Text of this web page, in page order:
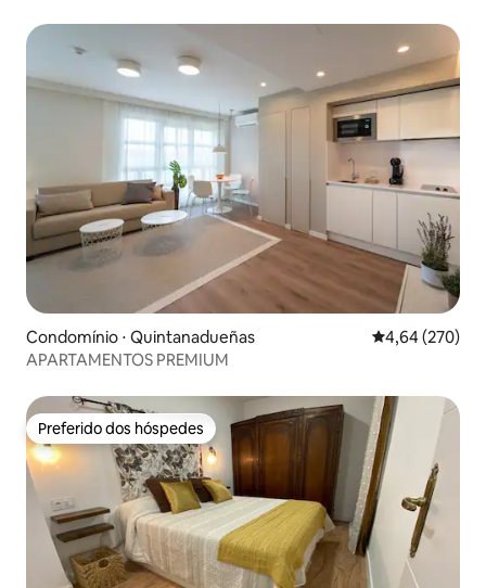
Condomínio ⋅ Quintanadueñas 4,64 de uma
4,64 (270)
APARTAMENTOS PREMIUM
Preferido dos hóspedes
Preferido dos hóspedes